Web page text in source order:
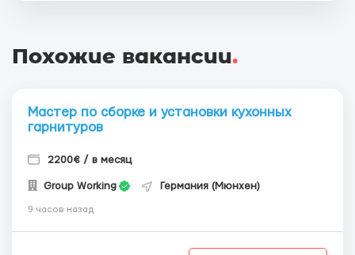
Похожие вакансии.
Мастер по сборке и установки кухонных
гарнитуров
2200€ / в месяц
Group Working Германия (Мюнхен)
9 часов назад